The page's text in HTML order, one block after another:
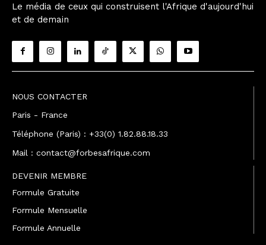
Le média de ceux qui construisent l'Afrique d'aujourd'hui
et de demain
NOUS CONTACTER
Paris - France
Téléphone (Paris) : +33(0) 1.82.88.18.33
Mail : contact@forbesafrique.com
DEVENIR MEMBRE
Formule Gratuite
Formule Mensuelle
Formule Annuelle